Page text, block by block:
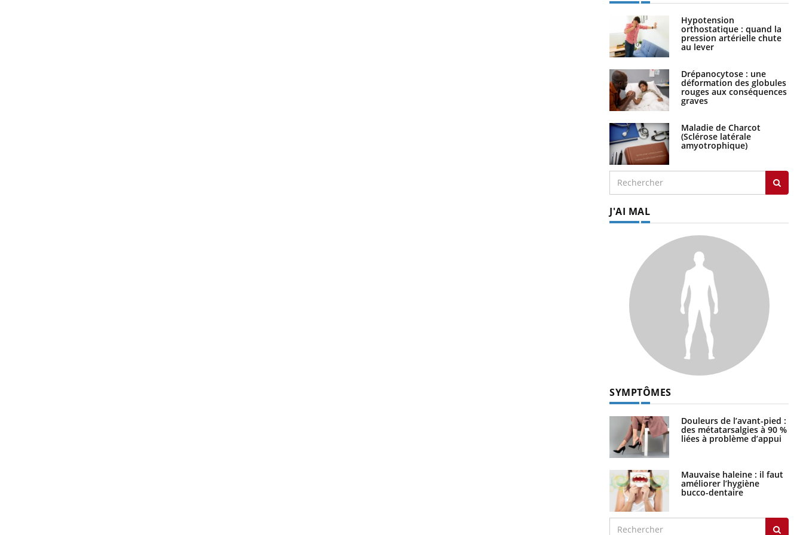
Hypotension
orthostatique : quand la
pression artérielle chute
au lever
Drépanocytose : une
déformation des globules
rouges aux conséquences
graves
Maladie de Charcot
(Sclérose latérale
amyotrophique)
J'AI MAL
SYMPTÔMES
Douleurs de l’avant-pied :
des métatarsalgies à 90 %
liées à problème d’appui
Mauvaise haleine : il faut
améliorer l’hygiène
bucco-dentaire